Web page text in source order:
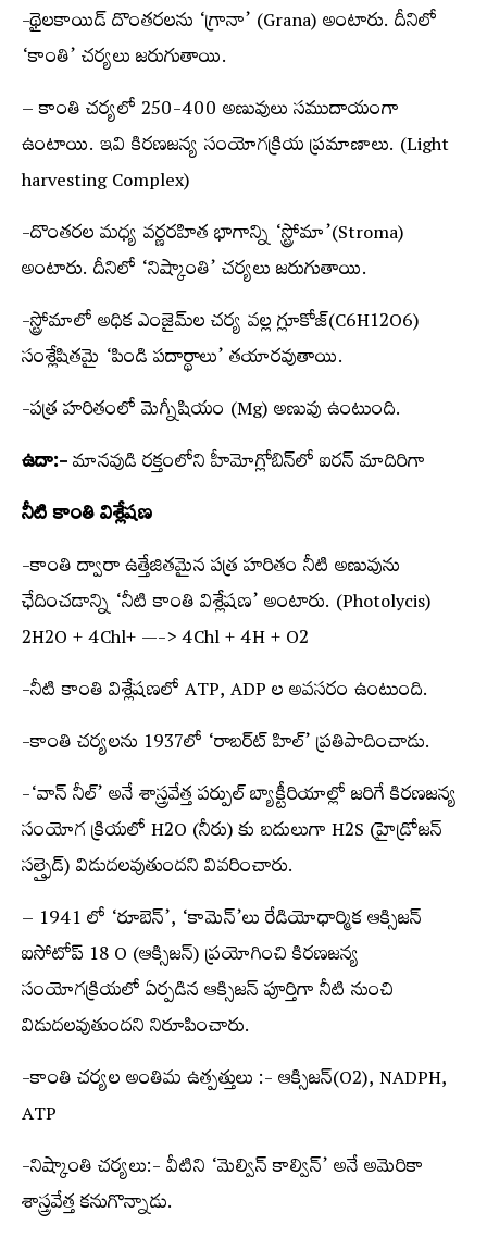
-థైలకాయిడ్‌ దొంతరలను ‘గ్రానా’ (Grana) అంటారు. దీనిలో
‘కాంతి’ చర్యలు జరుగుతాయి.
– కాంతి చర్యలో 250-400 అణువులు సముదాయంగా
ఉంటాయి. ఇవి కిరణజన్య సంయోగక్రియ ప్రమాణాలు. (Light
harvesting Complex)
-దొంతరల మధ్య వర్ణరహిత భాగాన్ని ‘స్ట్రోమా’(Stroma)
అంటారు. దీనిలో ‘నిష్కాంతి’ చర్యలు జరుగుతాయి.
-స్ట్రోమాలో అధిక ఎంజైమ్‌ల చర్య వల్ల గ్లూకోజ్‌(C6H12O6)
సంశ్లేషితమై ‘పిండి పదార్థాలు’ తయారవుతాయి.
-పత్ర హరితంలో మెగ్నీషియం (Mg) అణువు ఉంటుంది.
ఉదా:-మానవుడి రక్తంలోని హీమోగ్లోబిన్‌లో ఐరన్‌ మాదిరిగా
నీటి కాంతి విశ్లేషణ
-కాంతి ద్వారా ఉత్తేజితమైన పత్ర హరితం నీటి అణువును
ఛేదించడాన్ని ‘నీటి కాంతి విశ్లేషణ’ అంటారు. (Photolycis)
2H2O + 4Chl+ —-> 4Chl + 4H + O2
-నీటి కాంతి విశ్లేషణలో ATP, ADP ల అవసరం ఉంటుంది.
-కాంతి చర్యలను 1937లో ‘రాబర్ట్‍ హిల్‌’ ప్రతిపాదించాడు.
-‘వాన్‌ నీల్‌’ అనే శాస్త్రవేత్త పర్పుల్‌ బ్యాక్టీరియాల్లో జరిగే కిరణజన్య
సంయోగ క్రియలో H2O (నీరు) కు బదులుగా H2S (హైడ్రోజన్‌
సల్ఫైడ్‌) విడుదలవుతుందని వివరించారు.
– 1941 లో ‘రూబెన్‌’, ‘కామెన్‌’లు రేడియోధార్మిక ఆక్సిజన్‌
ఐసోటోప్‌ 18 O (ఆక్సిజన్‌) ప్రయోగించి కిరణజన్య
సంయోగక్రియలో ఏర్పడిన ఆక్సిజన్‌ పూర్తిగా నీటి నుంచి
విడుదలవుతుందని నిరూపించారు.
-కాంతి చర్యల అంతిమ ఉత్పత్తులు :- ఆక్సిజన్‌(O2), NADPH,
ATP
-నిష్కాంతి చర్యలు:- వీటిని ‘మెల్విన్‌ కాల్విన్‌’ అనే అమెరికా
శాస్త్రవేత్త కనుగొన్నాడు.